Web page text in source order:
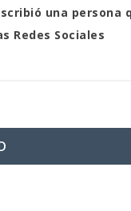
una persona
Redes Sociales